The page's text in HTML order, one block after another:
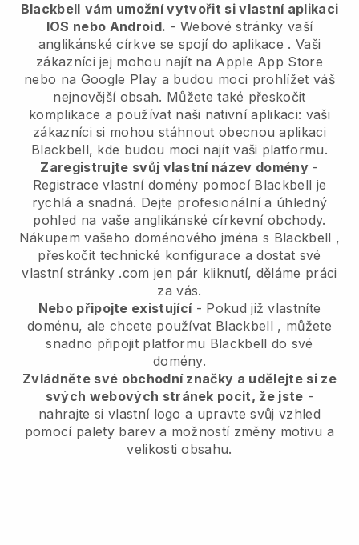
Blackbell vám umožní vytvořit si vlastní aplikaci
IOS nebo Android. -Webové stránky vaší
anglikánské církve se spojí do aplikace . Vaši
zákazníci jej mohou najít na Apple App Store
nebo na Google Play a budou moci prohlížet váš
nejnovější obsah. Můžete také přeskočit
komplikace a používat naši nativní aplikaci: vaši
zákazníci si mohou stáhnout obecnou aplikaci
Blackbell, kde budou moci najít vaši platformu.
Zaregistrujte svůj vlastní název domény-
Registrace vlastní domény pomocí Blackbell je
rychlá a snadná. Dejte profesionální a úhledný
pohled na vaše anglikánské církevní obchody.
Nákupem vašeho doménového jména s Blackbell ,
přeskočit technické konfigurace a dostat své
vlastní stránky .com jen pár kliknutí, děláme práci
za vás.
Nebo připojte existující- Pokud již vlastníte
doménu, ale chcete používat Blackbell , můžete
snadno připojit platformu Blackbell do své
domény.
Zvládněte své obchodní značky a udělejte si ze
svých webových stránek pocit, že jste -
nahrajte si vlastní logo a upravte svůj vzhled
pomocí palety barev a možností změny motivu a
velikosti obsahu.